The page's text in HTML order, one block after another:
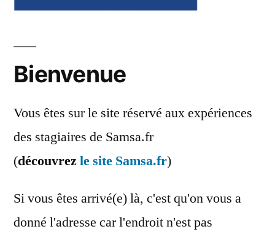
Bienvenue
Vous êtes sur le site réservé aux expériences
des stagiaires de Samsa.fr
(découvrezle site Samsa.fr)
Si vous êtes arrivé(e) là, c'est qu'on vous a
donné l'adresse car l'endroit n'est pas